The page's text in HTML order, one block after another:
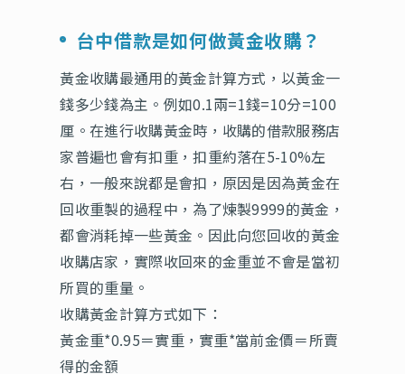
台中借款是如何做黃金收購？
黃金收購最通用的黃金計算方式，以黃金一
錢多少錢為主。例如0.1兩=1錢=10分=100
厘。在進行收購黃金時，收購的借款服務店
家普遍也會有扣重，扣重約落在5-10%左
右，一般來說都是會扣，原因是因為黃金在
回收重製的過程中，為了煉製9999的黃金，
都會消耗掉一些黃金。因此向您回收的黃金
收購店家，實際收回來的金重並不會是當初
所買的重量。
收購黃金計算方式如下：
黃金重*0.95＝實重，實重*當前金價＝所賣
得的金額